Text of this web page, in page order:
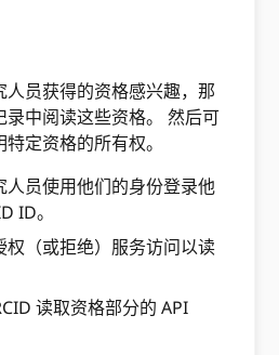
员获得的资格感兴趣，那
录中阅读这些资格。 然后可
定资格的所有权。
人员使用他们的身份登录他
ID。
权（或拒绝）服务访问以读
读取资格部分的 API